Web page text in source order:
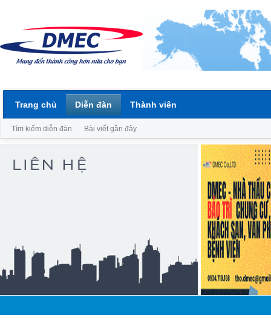
Trang chủ Diễn đàn
Tìm kiếm diễn đàn Bài viết gần đây
Thành viên